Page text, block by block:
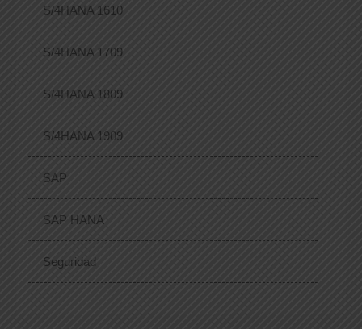
S/4HANA 1610
S/4HANA 1709
S/4HANA 1809
S/4HANA 1909
SAP
SAP HANA
Seguridad